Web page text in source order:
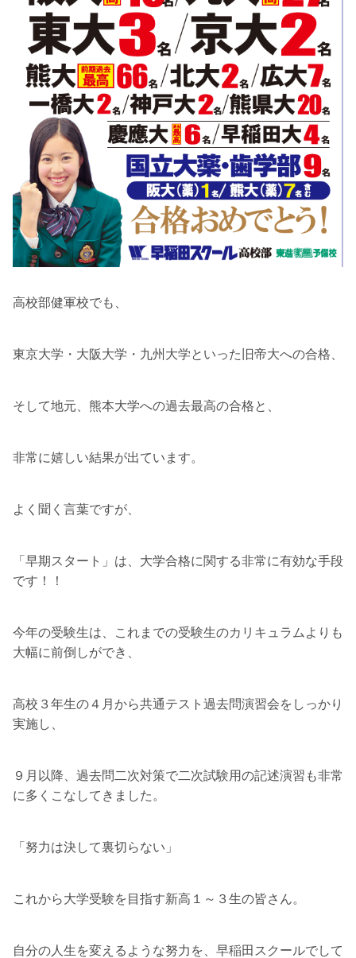
高校部健軍校でも、
東京大学・大阪大学・九州大学といった旧帝大への合格、
そして地元、熊本大学への過去最高の合格と、
非常に嬉しい結果が出ています。
よく聞く言葉ですが、
「早期スタート」は、大学合格に関する非常に有効な手段
です！！
今年の受験生は、これまでの受験生のカリキュラムよりも
大幅に前倒しができ、
高校３年生の４月から共通テスト過去問演習会をしっかり
実施し、
９月以降、過去問二次対策で二次試験用の記述演習も非常
に多くこなしてきました。
「努力は決して裏切らない」
これから大学受験を目指す新高１～３生の皆さん。
自分の人生を変えるような努力を、早稲田スクールでして